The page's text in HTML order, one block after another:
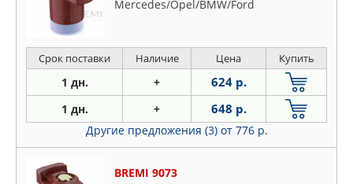
Mercedes/Opel/BMW/Ford
Срок поставки Наличие Цена Купить
1 дн. + 624 р.
1 дн. + 648 р.
Другие предложения (3) от 776 р.
BREMI 9073